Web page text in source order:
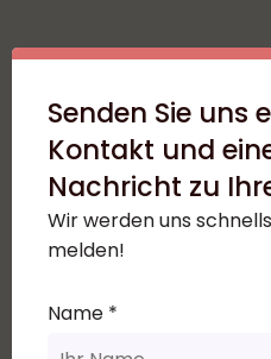
Senden Sie uns
Kontakt und
Nachricht zu
Wir werden uns
melden!
Name *